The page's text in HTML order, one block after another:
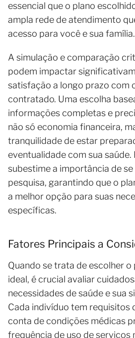
essencial que o plano
ampla rede de atendimento
acesso para você e sua família.
A simulação e comparação
podem impactar
satisfação a longo prazo com
contratado. Uma escolha
informações completas e
não só economia financeira,
tranquilidade de estar
eventualidade com sua saúde.
subestime a importância de se
pesquisa, garantindo que o
a melhor opção para suas
específicas.
Fatores Principais a
Quando se trata de escolher o
ideal, é crucial avaliar
necessidades de saúde e sua
Cada indivíduo tem requisitos
conta de condições médicas
frequência de uso de serviços